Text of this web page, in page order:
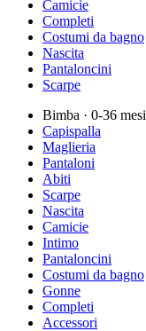
Camicie
Completi
Costumi da bagno
Nascita
Pantaloncini
Scarpe
Bimba · 0-36 mesi
Capispalla
Maglieria
Pantaloni
Abiti
Scarpe
Nascita
Camicie
Intimo
Pantaloncini
Costumi da bagno
Gonne
Completi
Accessori